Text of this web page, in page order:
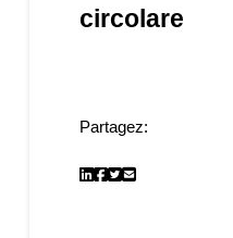
circolare
Partagez: